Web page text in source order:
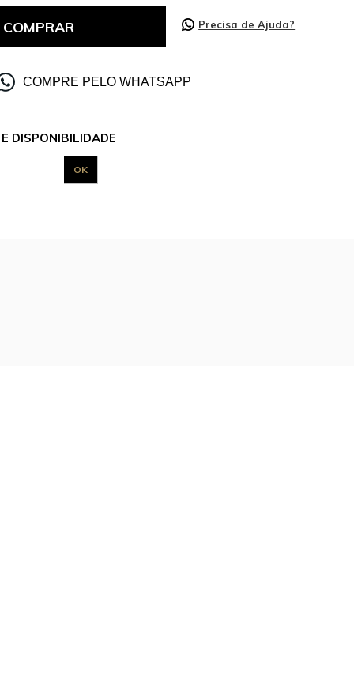
COMPRAR Precisa de Ajuda?
COMPRE PELO WHATSAPP
DISPONIBILIDADE